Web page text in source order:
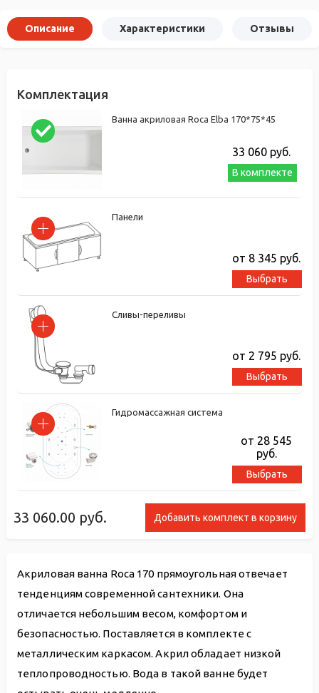
Описание Характеристики Отзывы
Комплектация
33 060.00 руб. Добавить комплект в корзину
Ванна акриловая Roca Elba 170*75*45
33 060 руб.
В комплекте
Панели
от 8 345 руб.
Выбрать
Сливы-переливы
от 2 795 руб.
Выбрать
Гидромассажная система
от 28 545
руб.
Выбрать
Акриловая ванна Roca 170 прямоугольная отвечает
тенденциям современной сантехники. Она
отличается небольшим весом, комфортом и
безопасностью. Поставляется в комплекте с
металлическим каркасом. Акрил обладает низкой
теплопроводностью. Вода в такой ванне будет